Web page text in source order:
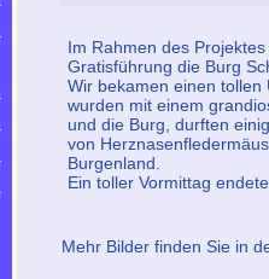
Im Rahmen des
Gratisführung die Burg
Wir bekamen einen
wurden mit einem
und die Burg, durften
von
Burgenland.
Ein toller Vormittag
Mehr Bilder finden Sie in